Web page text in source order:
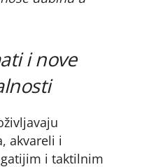
i nove
akvareli i
i taktilnim